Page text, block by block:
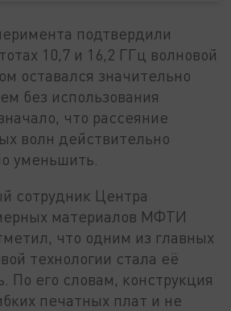
подтвердили
10,7 и 16,2 ГГц волновой
оставался значительно
без использования
что рассеяние
волн действительно
уменьшить.
сотрудник Центра
материалов МФТИ
что одним из главных
технологии стала её
По его словам, конструкция
печатных плат и не